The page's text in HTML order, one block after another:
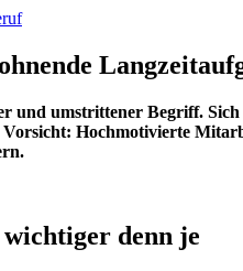
und umstrittener Begriff.
Hochmotivierte
denn je